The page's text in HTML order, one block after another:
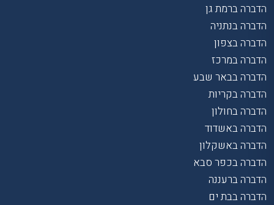
הדברה ברמת גן
הדברה בנתניה
הדברה בצפון
הדברה במרכז
הדברה בבאר שבע
הדברה בקריות
הדברה בחולון
הדברה באשדוד
הדברה באשקלון
הדברה בכפר סבא
הדברה ברעננה
הדברה בבת ים